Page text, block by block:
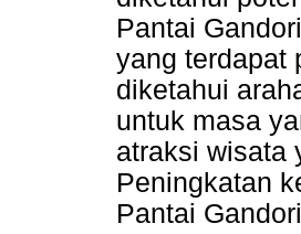
Pantai
yang terdapat
diketahui
untuk masa
atraksi wisata
Peningkatan
Pantai